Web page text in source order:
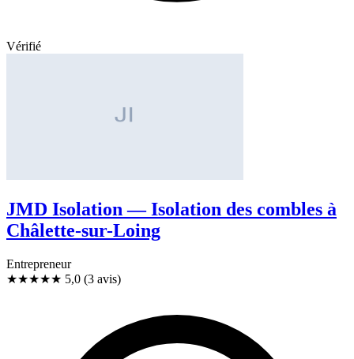
Vérifié
JMD Isolation — Isolation des combles à
Châlette-sur-Loing
Entrepreneur
★★★★★ 5,0 (3 avis)